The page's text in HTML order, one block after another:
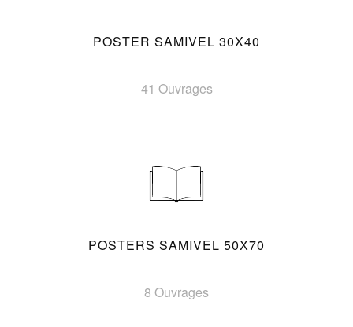
POSTER SAMIVEL 30X40
41 Ouvrages
POSTERS SAMIVEL 50X70
8 Ouvrages